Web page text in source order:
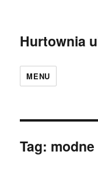
Hurtownia
MENU
Tag: